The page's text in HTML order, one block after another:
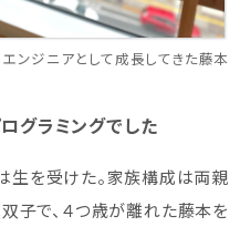
ンジニアとして成長してきた藤本
グラミングでした
生を受けた。家族構成は両親
子で、４つ歳が離れた藤本を